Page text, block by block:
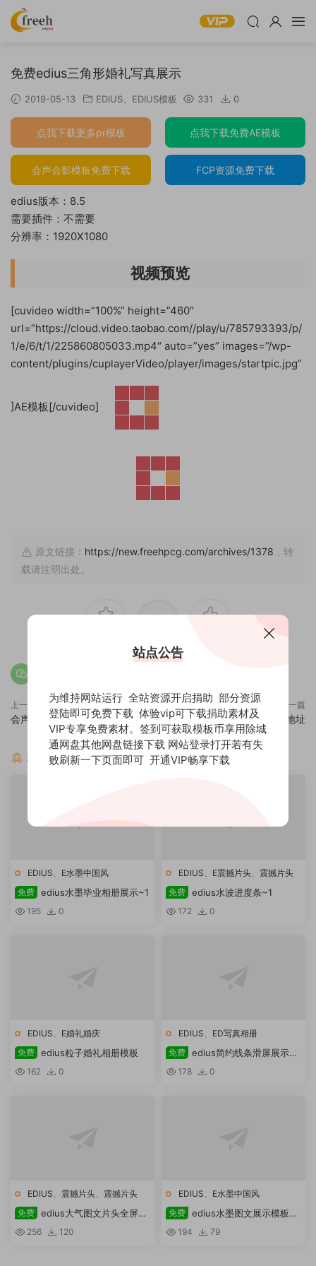
免费edius三角形婚礼写真展示
2019-05-13 EDIUS EDIUS模板 331 0
点我下载更多pr模板 点我下载免费AE模板
会声会影模板免费下载 FCP资源免费下载
edius版本：8.5
需要插件：不需要
分辨率：1920X1080
视频预览
[cuvideo width=”100%” height=”460″
url=”https://cloud.video.taobao.com//play/u/785793393/p/
1/e/6/t/1/225860805033.mp4″ auto=”yes” images=”/wp-
content/plugins/cuplayerVideo/player/images/startpic.jpg”
]AE模板[/cuvideo]
原文链接： https://new.freehpcg.com/archives/1378 ，转
载请注明出处。
上一篇
会声会影 2018 全套插件下载
下一篇
国内外AE模板大全免费来源地址
猜你喜欢
EDIUS、 E水墨中国风
免费 edius水墨毕业相册展示~1
195 0
EDIUS、 E震撼片头、 震撼片头
免费 edius水波进度条~1
172 0
EDIUS、 E婚礼婚庆
免费 edius粒子婚礼相册模板
162 0
EDIUS、 ED写真相册
免费 edius简约线条滑屏展示模
板 178 0
EDIUS、 震撼片头、 震撼片头
免费 edius大气图文片头全屏大
图片视频宣传模板
256 120
EDIUS、 E水墨中国风
免费 edius水墨图文展示模板免
费下载
194 79
站点公告
为维持网站运行 全站资源开启捐助 部分资源
登陆即可免费下载 体验vip可下载捐助素材及
VIP专享免费素材。签到可获取模板币享用除城
通网盘其他网盘链接下载 网站登录打开若有失
败刷新一下页面即可 开通VIP畅享下载